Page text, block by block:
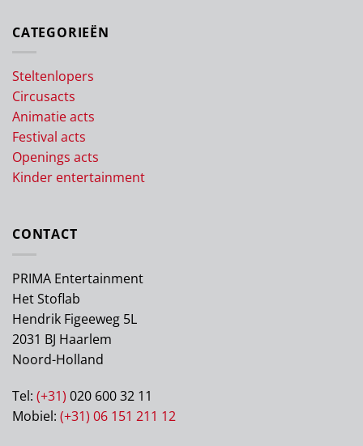
CATEGORIEËN
Steltenlopers
Circusacts
Animatie acts
Festival acts
Openings acts
Kinder entertainment
CONTACT
PRIMA Entertainment
Het Stoflab
Hendrik Figeeweg 5L
2031 BJ Haarlem
Noord-Holland
Tel: (+31) 020 600 32 11
Mobiel: (+31) 06 151 211 12